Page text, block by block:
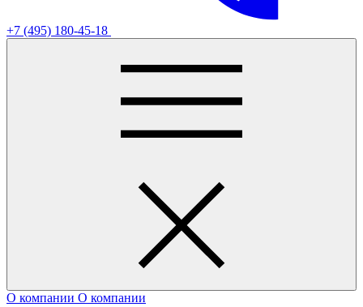
+7 (495) 180-45-18
О компании О компании